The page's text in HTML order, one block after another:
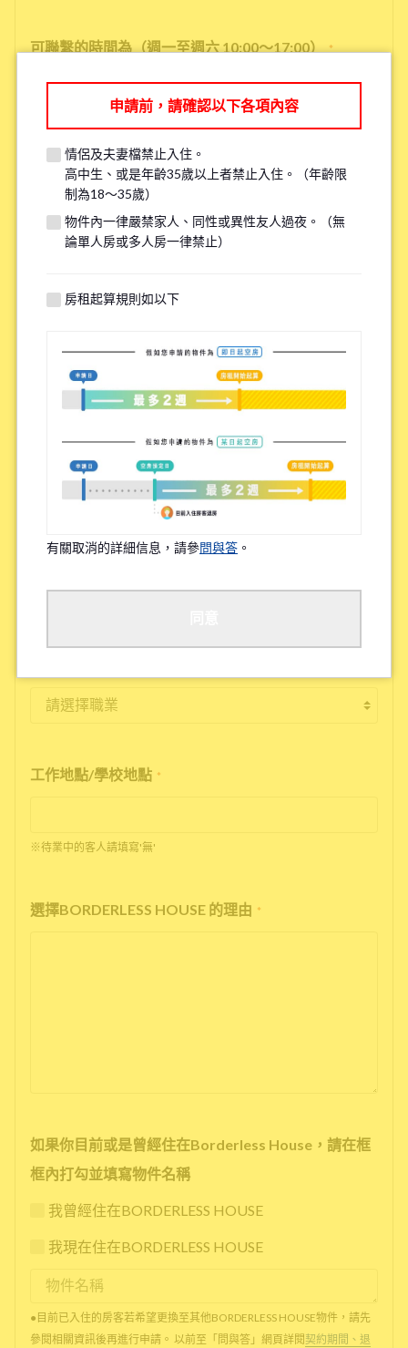
可聯繫的時間為（週一至週六 10:00～17:00） *
※我們將安排約20分鐘的電話、LINE 或 Zoom 通話，以確認看房申請的
相關事宜。
※如果您已經看過房了，請填寫「已看房」
抽菸 沒抽菸
有關自行車停車場 *
※請注意有些物件可能沒有自行車停車場。
工作地點/學校地點 *
※待業中的客人請填寫'無'
選擇BORDERLESS HOUSE 的理由 *
如果你目前或是曾經住在Borderless House，請在框
框內打勾並填寫物件名稱
我曾經住在BORDERLESS HOUSE
我現在住在BORDERLESS HOUSE
●目前已入住的房客若希望更換至其他BORDERLESS HOUSE物件，請先
參閱相關資訊後再進行申請。 以前至「問與答」網頁詳閱 契約期間、退
申請前，請確認以下各項內容
情侶及夫妻檔禁止入住。
高中生、或是年齡35歲以上者禁止入住。（年齡限
制為18～35歲）
物件內一律嚴禁家人、同性或異性友人過夜。（無
論單人房或多人房一律禁止）
房租起算規則如以下
有關取消的詳細信息，請參問與答 。